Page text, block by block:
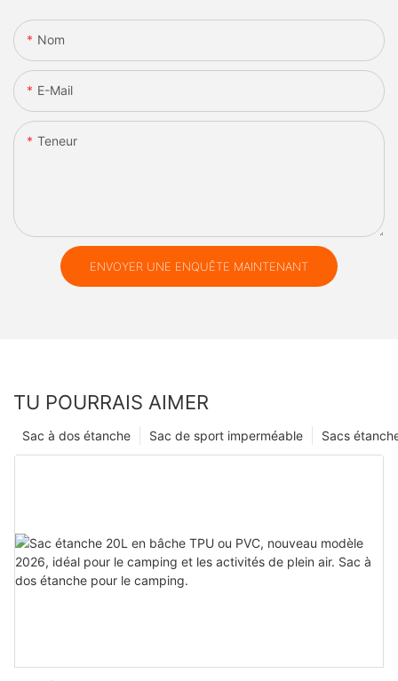
Nom
E-Mail
Teneur
ENVOYER UNE ENQUÊTE MAINTENANT
TU POURRAIS AIMER
Sacs
Sac de sport imperméable
Sac à dos étanche